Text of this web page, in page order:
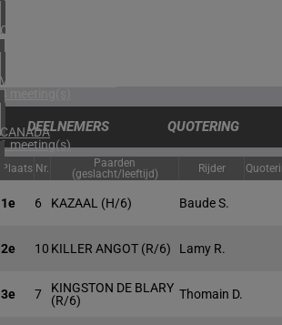
CHILI
1 meeting(s)
VERENIGDE STATEN
4 meeting(s)
CANADA
1 meeting(s)
DEELNEMERS QUOTERING
Plaats Nr.
Paarden
(geslacht/leeftijd)
Rijder
1e 6 KAZAAL (H/6) Baude S.
2e 10 KILLER ANGOT (R/6) Lamy R.
3e 7
KINGSTON DE BLARY
(R/6)
Thomain D.